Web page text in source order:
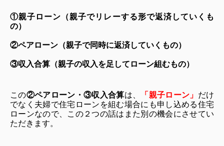
①親子ローン（親子でリレーする形で返済していくも
の）
②ペアローン（親子で同時に返済していくもの）
③収入合算（親子の収入を足してローン組むもの）
この②ペアローン・③収入合算は、 「親子ローン」 だけ
でなく夫婦で住宅ローンを組む場合にも申し込める住宅
ローンなので、この２つの話はまた別の機会にさせてい
ただきます。